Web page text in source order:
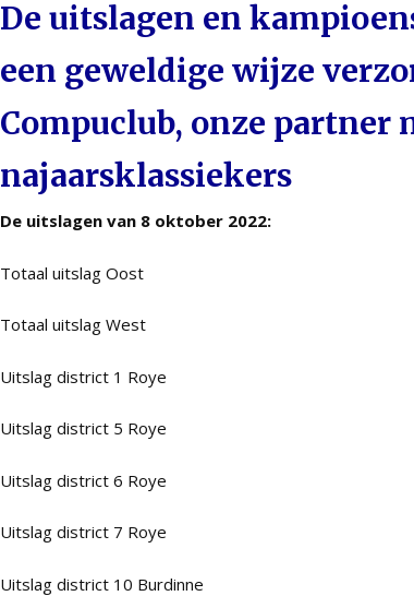
De uitslagen en
een geweldige wijze
Compuclub, onze partner
najaarsklassiekers
De uitslagen van 8 oktober 2022:
Totaal uitslag Oost
Totaal uitslag West
Uitslag district 1 Roye
Uitslag district 5 Roye
Uitslag district 6 Roye
Uitslag district 7 Roye
Uitslag district 10 Burdinne